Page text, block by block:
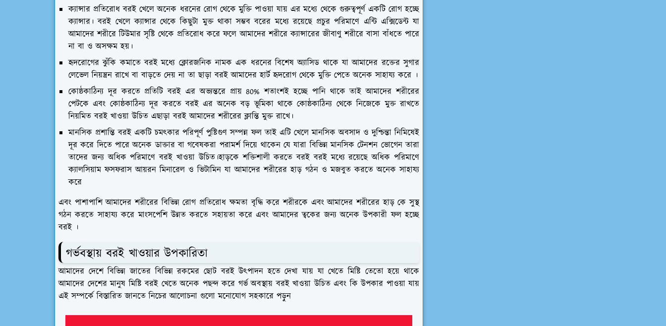
ক্যান্সার প্রতিরোধ বরই খেলে অনেক ধরনের রোগ থেকে মুক্তি পাওয়া যায় এর মধ্যে থেকে গুরুত্বপূর্ণ একটি রোগ হচ্ছে
ক্যান্সার। বরই খেলে ক্যান্সার থেকে কিছুটা মুক্ত থাকা সম্ভব বরের মধ্যে রয়েছে প্রচুর পরিমাণে এন্টি এক্সিডেন্ট যা
আমাদের শরীরে টিউমার সৃষ্টি থেকে প্রতিরোধ করে ফলে আমাদের শরীরে ক্যান্সারের জীবাণু শরীরে বাসা বাঁধতে পারে
না বা ও অসক্ষম হয়।
হৃদরোগের ঝুঁকি কমাতে বরই মধ্যে ক্লোরজনিক নামক এক ধরনের বিশেষ অ্যাসিড থাকে যা আমাদের রক্তের সুগার
লেভেল নিয়ন্ত্রন রাখে বা বাড়তে দেয় না তা ছাড়া বরই আমাদের হার্ট হৃদরোগ থেকে মুক্তি পেতে অনেক সাহায্য করে ।
কোষ্ঠকাঠিন্য দূর করতে প্রতিটি বরই এর অভ্যন্তরে প্রায় 80% শতাংশই হচ্ছে পানি থাকে তাই আমাদের শরীরের
পেটকে এবং কোষ্ঠকাঠিন্য দূর করতে বরই এর অনেক বড় ভূমিকা থাকে কোষ্ঠকাঠিন্য থেকে নিজেকে মুক্ত রাখতে
নিয়মিত বরই খাওয়া উচিত এছাড়া বরই আমাদের শরীরের ক্লান্তি মুক্ত রাখে।
মানসিক প্রশান্তি বরই একটি চমৎকার পরিপূর্ণ পুষ্টিগুণ সম্পন্ন ফল তাই এটি খেলে মানসিক অবসাদ ও দুশ্চিন্তা নিমিষেই
দূর করে দিতে পারে অনেক ডাক্তার বা গবেষকরা পরামর্শ দিয়ে থাকেন যে যারা বিভিন্ন মানসিক টেনশন ভোগেন তারা
তাদের জন্য অধিক পরিমাণে বরই খাওয়া উচিত।হাড়কে শক্তিশালী করতে বরই বরই মধ্যে রয়েছে অধিক পরিমাণে
ক্যালসিয়াম ফসফরাস আয়রন মিনারেল ও ভিটামিন যা আমাদের শরীরের হাড় গঠন ও মজবুত করতে অনেক সাহায্য
করে
এবং পাশাপাশি আমাদের শরীরের বিভিন্ন রোগ প্রতিরোধ ক্ষমতা বৃদ্ধি করে শরীরকে এবং আমাদের শরীরের হাড় কে সুস্থ
গঠন করতে সাহায্য করে মাংসপেশি উন্নত করতে সহায়তা করে এবং আমাদের ত্বকের জন্য অনেক উপকারী ফল হচ্ছে
বরই ।
গর্ভবস্থায় বরই খাওয়ার উপকারিতা
আমাদের দেশে বিভিন্ন জাতের বিভিন্ন রকমের ছোট বরই উৎপাদন হতে দেখা যায় যা খেতে মিষ্টি তেতো হয়ে থাকে
আমাদের দেশের মানুষ মিষ্টি বরই খেতে অনেক পছন্দ করে গর্ভ অবস্থায় বরই খাওয়া উচিত এবং কি উপকার পাওয়া যায়
এই সম্পর্কে বিস্তারিত জানতে নিচের আলোচনা গুলো মনোযোগ সহকারে পড়ুন